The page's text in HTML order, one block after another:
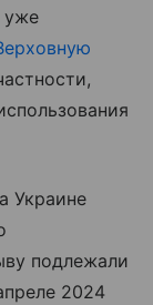
уже
Украине
подлежали
2024